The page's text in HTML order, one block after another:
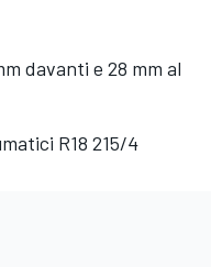
davanti e 28 mm al
R18 215/4